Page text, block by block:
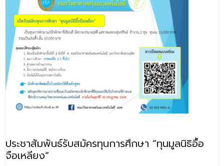
ประชาสัมพันธ์รับสมัครทุนการศึกษา “ทุนมูลนิธิอื้อ
จือเหลียง”